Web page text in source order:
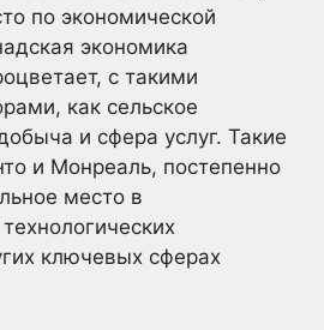
по экономической
экономика
с такими
как сельское
и сфера услуг. Такие
и Монреаль, постепенно
место в
ключевых сферах